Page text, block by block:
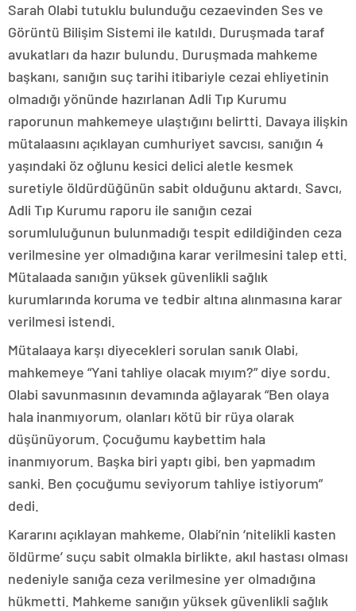
Sarah Olabi tutuklu bulunduğu cezaevinden Ses ve
Görüntü Bilişim Sistemi ile katıldı. Duruşmada taraf
avukatları da hazır bulundu. Duruşmada mahkeme
başkanı, sanığın suç tarihi itibariyle cezai ehliyetinin
olmadığı yönünde hazırlanan Adli Tıp Kurumu
raporunun mahkemeye ulaştığını belirtti. Davaya ilişkin
mütalaasını açıklayan cumhuriyet savcısı, sanığın 4
yaşındaki öz oğlunu kesici delici aletle kesmek
suretiyle öldürdüğünün sabit olduğunu aktardı. Savcı,
Adli Tıp Kurumu raporu ile sanığın cezai
sorumluluğunun bulunmadığı tespit edildiğinden ceza
verilmesine yer olmadığına karar verilmesini talep etti.
Mütalaada sanığın yüksek güvenlikli sağlık
kurumlarında koruma ve tedbir altına alınmasına karar
verilmesi istendi.
Mütalaaya karşı diyecekleri sorulan sanık Olabi,
mahkemeye “Yani tahliye olacak mıyım?” diye sordu.
Olabi savunmasının devamında ağlayarak “Ben olaya
hala inanmıyorum, olanları kötü bir rüya olarak
düşünüyorum. Çocuğumu kaybettim hala
inanmıyorum. Başka biri yaptı gibi, ben yapmadım
sanki. Ben çocuğumu seviyorum tahliye istiyorum”
dedi.
Kararını açıklayan mahkeme, Olabi’nin ‘nitelikli kasten
öldürme’ suçu sabit olmakla birlikte, akıl hastası olması
nedeniyle sanığa ceza verilmesine yer olmadığına
hükmetti. Mahkeme sanığın yüksek güvenlikli sağlık